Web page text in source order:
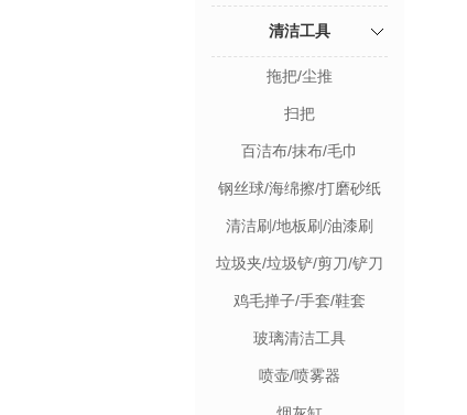
清洁工具
拖把/尘推
扫把
百洁布/抹布/毛巾
钢丝球/海绵擦/打磨砂纸
清洁刷/地板刷/油漆刷
垃圾夹/垃圾铲/剪刀/铲刀
鸡毛掸子/手套/鞋套
玻璃清洁工具
喷壶/喷雾器